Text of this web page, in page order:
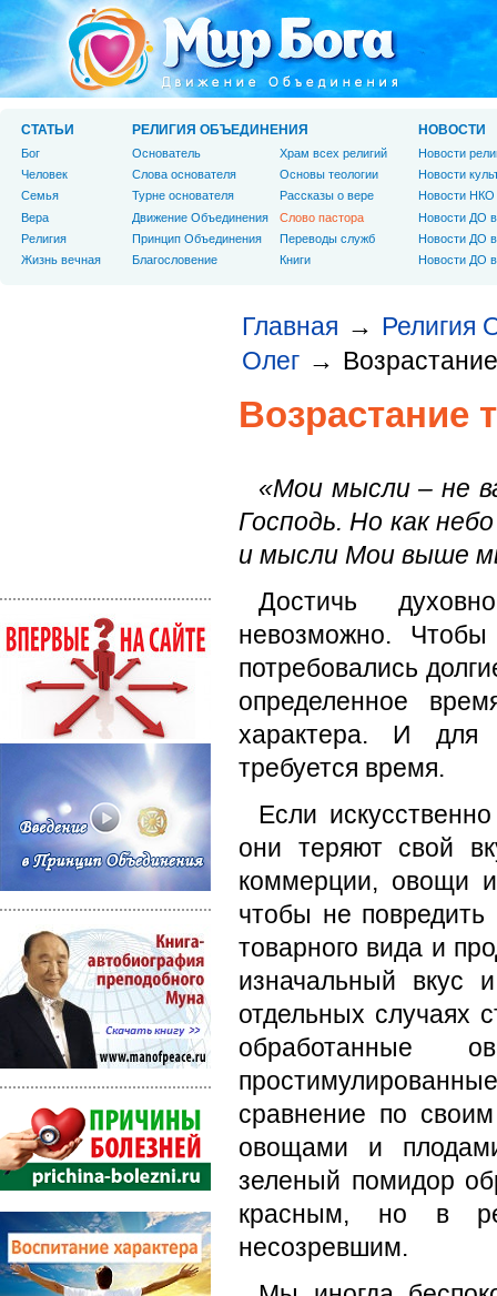
Главная → Религия
Олег →
Возрастание
«Мои мысли – не
Господь. Но как
и мысли Мои выше
Достичь
невозможно.
потребовались
определенное
характера. И для
требуется время.
Если
они теряют свой
коммерции, овощи
чтобы не повредить
товарного вида и
изначальный вкус
отдельных случаях
обработанные
сравнение по
овощами и
зеленый помидор
красным, но в
несозревшим.
СТАТЬИ
Бог
Человек
Cемья
Вера
Религия
Жизнь вечная
РЕЛИГИЯ ОБЪЕДИНЕНИЯ
Основатель
Слова основателя
Турне основателя
Движение Объединения
Принцип Объединения
Благословение
Храм всех религий
Основы теологии
Рассказы о вере
Слово пастора
Переводы служб
Книги
НОВОСТИ
Новости
Новости
Новости НКО
Новости ДО
Новости ДО
Новости ДО